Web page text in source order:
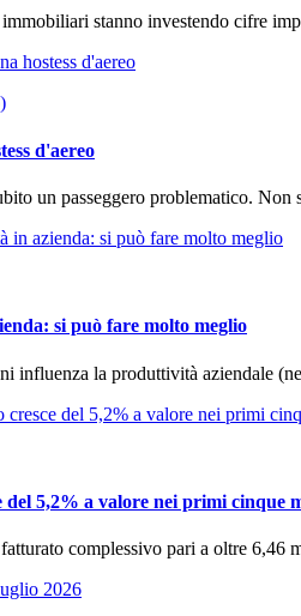
stanno investendo cifre
d'aereo
un passeggero problematico.
si può fare molto meglio
influenza la produttività aziendale
del 5,2% a valore nei primi cinque
complessivo pari a oltre